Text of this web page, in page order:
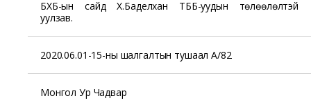
БХБ-ын сайд Х.Баделхан ТББ-уудын төлөөлөлтэй
уулзав.
2020.06.01-15-ны шалгалтын тушаал А/82
Монгол Ур Чадвар